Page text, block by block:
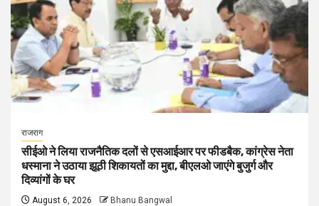
राजराग
सीईओ ने लिया राजनैतिक दलों से एसआईआर पर फीडबैक, कांग्रेस नेता
धस्माना ने उठाया झूठी शिकायतों का मुद्दा, बीएलओ जाएंगे बुजुर्ग और
दिव्यांगों के घर
August 6, 2026 Bhanu Bangwal